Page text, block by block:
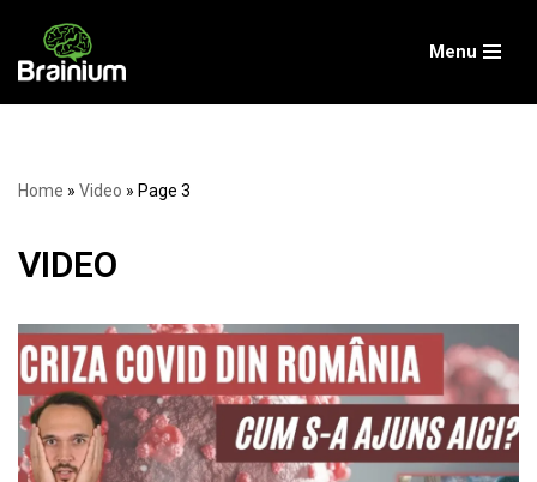
Skip
Menu
Home » Video » Page 3
VIDEO